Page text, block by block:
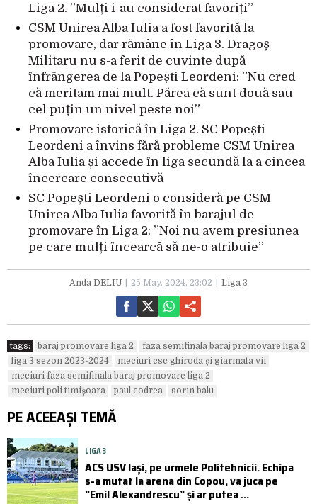
Liga 2. ”Mulți i-au considerat favoriți”
CSM Unirea Alba Iulia a fost favorită la
promovare, dar rămâne în Liga 3. Dragoș
Militaru nu s-a ferit de cuvinte după
înfrângerea de la Popești Leordeni: ”Nu cred
că meritam mai mult. Părea că sunt două sau
cel puțin un nivel peste noi”
Promovare istorică în Liga 2. SC Popești
Leordeni a învins fără probleme CSM Unirea
Alba Iulia și accede în liga secundă la a cincea
încercare consecutivă
SC Popești Leordeni o consideră pe CSM
Unirea Alba Iulia favorită în barajul de
promovare în Liga 2: ”Noi nu avem presiunea
pe care mulți încearcă să ne-o atribuie”
Anda DELIU 25 May. 2024, 23:02 Liga 3
tags: baraj promovare liga 2
faza semifinala baraj promovare liga 2
liga 3 sezon 2023-2024
meciuri csc ghiroda și giarmata vii
meciuri faza semifinala baraj promovare liga 2
meciuri poli timișoara
paul codrea sorin balu
PE ACEEAȘI TEMĂ
LIGA 3
ACS USV Iași, pe urmele Politehnicii. Echipa
s-a mutat la arena din Copou, va juca pe
”Emil Alexandrescu” și ar putea ...